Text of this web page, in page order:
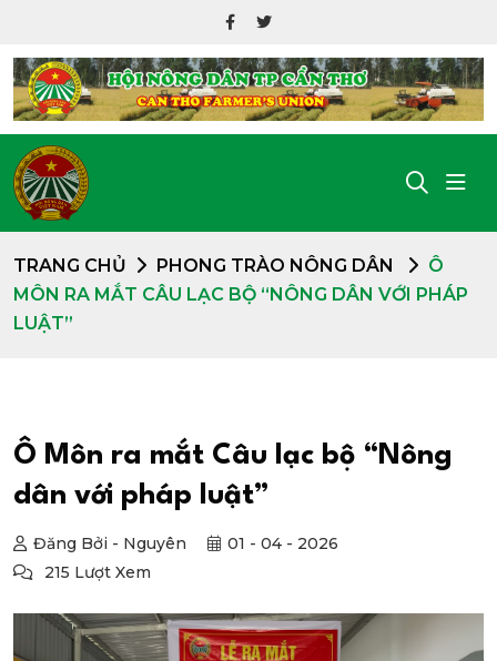
TRANG CHỦ PHONG TRÀO NÔNG DÂN
Ô
MÔN RA MẮT CÂU LẠC BỘ “NÔNG DÂN VỚI PHÁP
LUẬT”
Ô Môn ra mắt Câu lạc bộ “Nông
dân với pháp luật”
Đăng Bởi - Nguyên
01 - 04 - 2026
215 Lượt Xem